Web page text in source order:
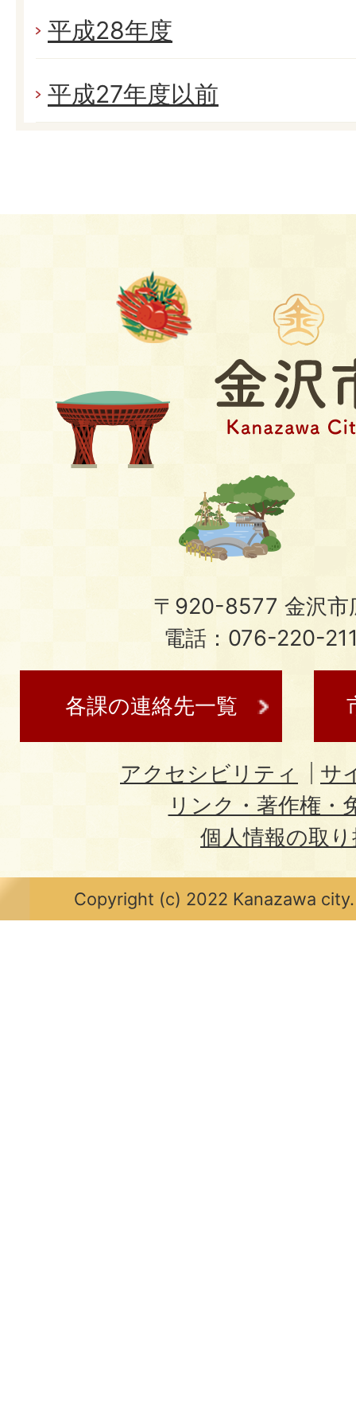
平成28年度
平成27年度以前
〒920-8577 金沢市
電話：076-220-
各課の連絡先一覧
アクセシビリティ
サ
リンク・著作権・
個人情報の取
Copyright (c) 2022 Kanazawa